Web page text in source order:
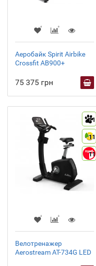
Аеробайк Spirit Airbike
Crossfit AB900+
75 375 грн
11
11
11
Велотренажер
Aerostream AT-734G LED